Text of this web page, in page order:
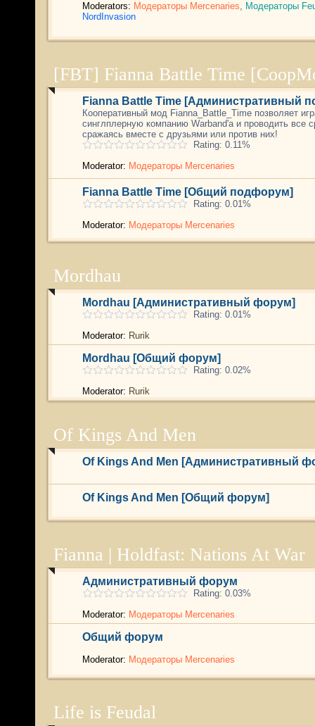
Moderators: Модераторы Mercenaries, Модераторы
NordInvasion
[FBT] Fianna Battle Time
Fianna Battle Time [Административный
Кооперативный мод Fianna_Battle_Time позволяет
синглплерную компанию Warband'а и проводить все
сражаясь вместе с друзьями или против них!
Rating: 0.11%
Moderator: Модераторы Mercenaries
Fianna Battle Time [Общий подфорум]
Rating: 0.01%
Moderator: Модераторы Mercenaries
Mordhau
Mordhau [Административный форум]
Rating: 0.01%
Moderator: Rurik
Mordhau [Общий форум]
Rating: 0.02%
Moderator: Rurik
Of Kings And Men
Of Kings And Men [Административный
Of Kings And Men [Общий форум]
Fianna | Holdfast: Nations At War
Административный форум
Rating: 0.03%
Moderator: Модераторы Mercenaries
Общий форум
Moderator: Модераторы Mercenaries
Life is Feudal